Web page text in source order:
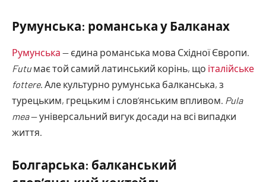
Румунська: романська у Балканах
Румунська — єдина романська мова Східної Європи.
Futuмає той самий латинський корінь, що італійське
fottere. Але культурно румунська балканська, з
турецьким, грецьким і слов’янським впливом. Pula
mea— універсальний вигук досади на всі випадки
життя.
Болгарська: балканський